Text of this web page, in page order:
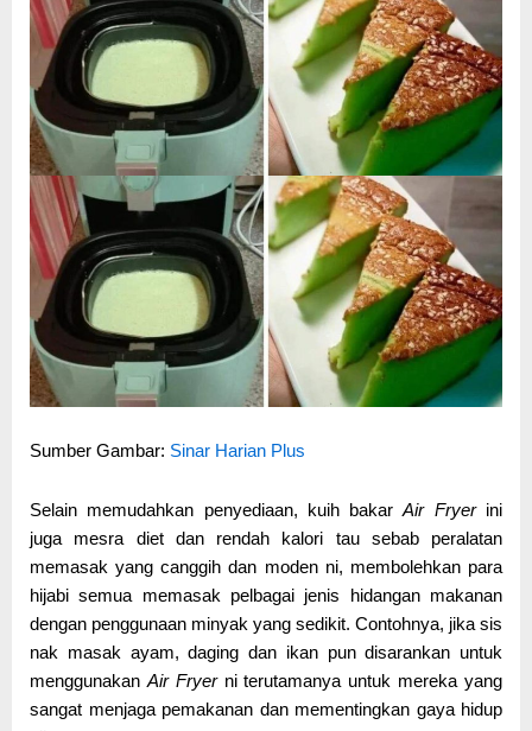
Sumber Gambar: Sinar Harian Plus
Selain memudahkan penyediaan, kuih bakarAir Fryerini
juga mesra diet dan rendah kalori tau sebab peralatan
memasak yang canggih dan moden ni, membolehkan para
hijabi semua memasak pelbagai jenis hidangan makanan
dengan penggunaan minyak yang sedikit. Contohnya, jika sis
nak masak ayam, daging dan ikan pun disarankan untuk
menggunakan Air Fryerni terutamanya untuk mereka yang
sangat menjaga pemakanan dan mementingkan gaya hidup